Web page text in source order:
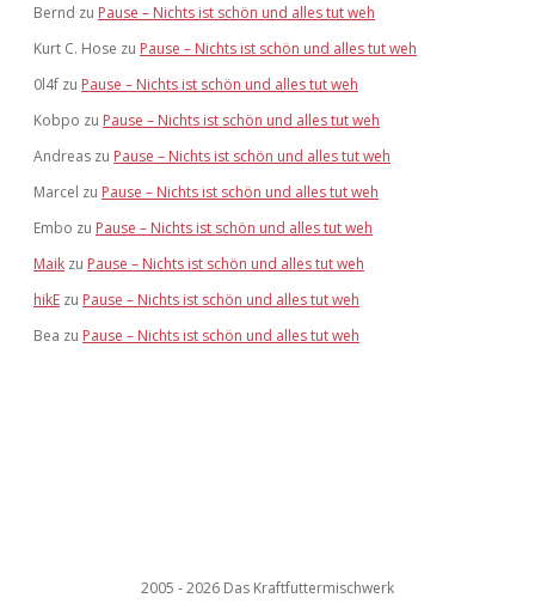
Bernd zu Pause – Nichts ist schön und alles tut weh
Kurt C. Hose zu Pause – Nichts ist schön und alles tut weh
0l4f zu Pause – Nichts ist schön und alles tut weh
Kobpo zu Pause – Nichts ist schön und alles tut weh
Andreas zu Pause – Nichts ist schön und alles tut weh
Marcel zu Pause – Nichts ist schön und alles tut weh
Embo zu Pause – Nichts ist schön und alles tut weh
Maik zu Pause – Nichts ist schön und alles tut weh
hikE zu Pause – Nichts ist schön und alles tut weh
Bea zu Pause – Nichts ist schön und alles tut weh
2005 - 2026 Das Kraftfuttermischwerk